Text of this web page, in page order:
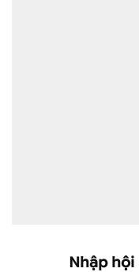
Nhập hội